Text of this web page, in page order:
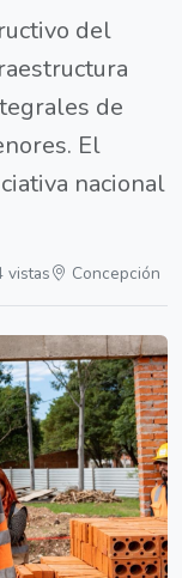
del
de
El
nacional
vistas Concepción